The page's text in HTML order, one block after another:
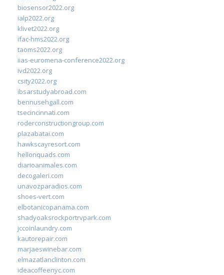
biosensor2022.org
ialp2022.org
klivet2022.org
ifac-hms2022.org
taoms2022.org
iias-euromena-conference2022.org
ivd2022.org
csity2022.org
ibsarstudyabroad.com
bennusehgall.com
tsecincinnati.com
roderconstructiongroup.com
plazabatai.com
hawkscayresort.com
hellonquads.com
diarioanimales.com
decogaleri.com
unavozparadios.com
shoes-vert.com
elbotanicopanama.com
shadyoaksrockportrvpark.com
jccoinlaundry.com
kautorepair.com
marjaeswinebar.com
elmazatlanclinton.com
ideacoffeenyc.com